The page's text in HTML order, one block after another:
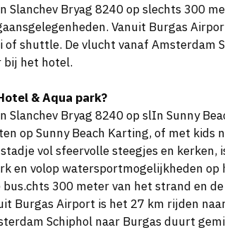
Bryag 8240 op slechts 300
Vanuit Burgas
shuttle. De vlucht vanaf Amsterdam
bij het hotel.
& Aqua park?
Bryag 8240 op slIn Sunny
op Sunny Beach Karting, of met kids
vol sfeervolle steegjes en
en volop watersportmogelijkheden
300 meter van het strand en
Burgas Airport is het 27 km rijden
Schiphol naar Burgas duurt